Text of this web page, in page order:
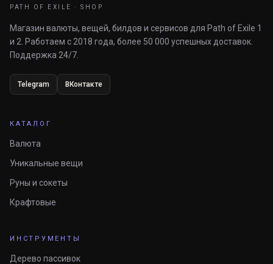
PATH OF EXILE · SHOP
Магазин валюты, вещей, билдов и сервисов для Path of Exile 1
и 2. Работаем с 2018 года, более 50 000 успешных доставок.
Поддержка 24/7.
Telegram ВКонтакте
КАТАЛОГ
Валюта
Уникальные вещи
Руны и сокеты
Крафтовые
ИНСТРУМЕНТЫ
Дерево пассивок